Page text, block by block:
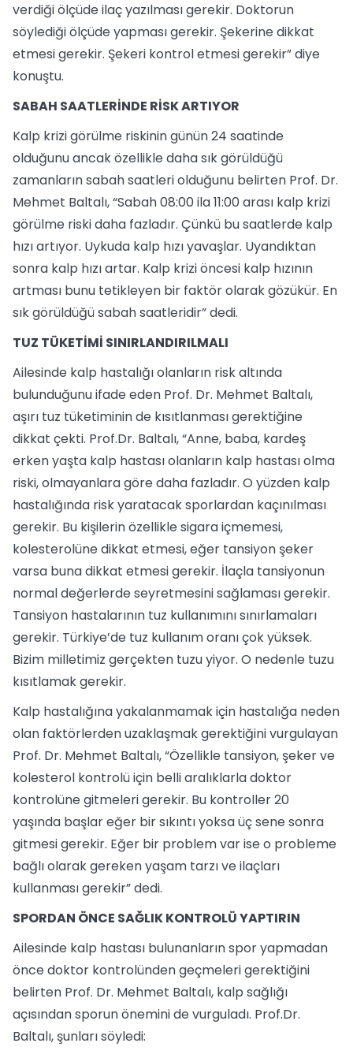
verdiği ölçüde ilaç yazılması gerekir. Doktorun
söylediği ölçüde yapması gerekir. Şekerine dikkat
etmesi gerekir. Şekeri kontrol etmesi gerekir” diye
konuştu.
SABAH SAATLERİNDE RİSK ARTIYOR
Kalp krizi görülme riskinin günün 24 saatinde
olduğunu ancak özellikle daha sık görüldüğü
zamanların sabah saatleri olduğunu belirten Prof. Dr.
Mehmet Baltalı, “Sabah 08:00 ila 11:00 arası kalp krizi
görülme riski daha fazladır. Çünkü bu saatlerde kalp
hızı artıyor. Uykuda kalp hızı yavaşlar. Uyandıktan
sonra kalp hızı artar. Kalp krizi öncesi kalp hızının
artması bunu tetikleyen bir faktör olarak gözükür. En
sık görüldüğü sabah saatleridir” dedi.
TUZ TÜKETİMİ SINIRLANDIRILMALI
Ailesinde kalp hastalığı olanların risk altında
bulunduğunu ifade eden Prof. Dr. Mehmet Baltalı,
aşırı tuz tüketiminin de kısıtlanması gerektiğine
dikkat çekti. Prof.Dr. Baltalı, “Anne, baba, kardeş
erken yaşta kalp hastası olanların kalp hastası olma
riski, olmayanlara göre daha fazladır. O yüzden kalp
hastalığında risk yaratacak sporlardan kaçınılması
gerekir. Bu kişilerin özellikle sigara içmemesi,
kolesterolüne dikkat etmesi, eğer tansiyon şeker
varsa buna dikkat etmesi gerekir. İlaçla tansiyonun
normal değerlerde seyretmesini sağlaması gerekir.
Tansiyon hastalarının tuz kullanımını sınırlamaları
gerekir. Türkiye’de tuz kullanım oranı çok yüksek.
Bizim milletimiz gerçekten tuzu yiyor. O nedenle tuzu
kısıtlamak gerekir.
Kalp hastalığına yakalanmamak için hastalığa neden
olan faktörlerden uzaklaşmak gerektiğini vurgulayan
Prof. Dr. Mehmet Baltalı, “Özellikle tansiyon, şeker ve
kolesterol kontrolü için belli aralıklarla doktor
kontrolüne gitmeleri gerekir. Bu kontroller 20
yaşında başlar eğer bir sıkıntı yoksa üç sene sonra
gitmesi gerekir. Eğer bir problem var ise o probleme
bağlı olarak gereken yaşam tarzı ve ilaçları
kullanması gerekir” dedi.
SPORDAN ÖNCE SAĞLIK KONTROLÜ YAPTIRIN
Ailesinde kalp hastası bulunanların spor yapmadan
önce doktor kontrolünden geçmeleri gerektiğini
belirten Prof. Dr. Mehmet Baltalı, kalp sağlığı
açısından sporun önemini de vurguladı. Prof.Dr.
Baltalı, şunları söyledi: